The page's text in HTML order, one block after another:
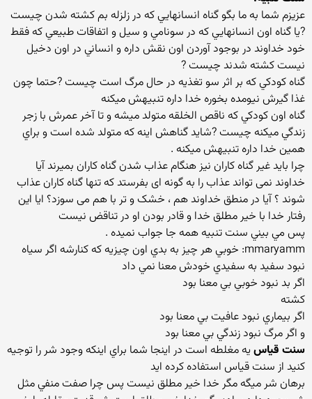
عزيزم شما به ما بگو گناه انسانهايي که در زلزله بم کشته شدن چيست
?يا گناه اون انسانهايي که در سونامي و سيل و اتفاقات طبيعي که فقط
خود خداوند در بوجود آوردن اون نقش داره و انساني در اون دخيل
نيست کشته شدند چيست ?
گناه کودکي که بر اثر سو تغذيه در حال مرگ است چيست ?حتما چون
غذا گيرش نيومده بخوره خدا داره تنبيهش ميکنه
گناه اون کودکي که ناقص الخلقه متولد ميشه و تا آخر عمرش با زجر
زندگي ميکنه چيست ?شايد گناهش اينه که متولد شده است و براي
همين خدا داره تنبيهش ميکنه .
چرا باید غیر گناه کاران نیز هنگام عذاب شدن گناه کاران بمیرند آیا
خداوند نمی تواند عذاب را به گونه ای بفرستد که تنها گناه کاران عذاب
شوند ؟ آیا در منطق خداوند هم ، خشک و تر با هم می سوزد؟ ایا این
رفتار خدا با خیر مطلق خدا و قادر بودن او در تناقض نیست
پس مي بيني سنت تنبيه همه جا جواب نميده .
mmaryamm: خوبي هر چيز به بدي اون چيزيه که کنارشه اگر سياه
نبود سفيد به سفيدي خودش معنا نمي داد
اگر بد نبود خوبي بي معنا بود
کشته
اگر بيماري نبود عافيت بي معنا بود
و اگر مرگ نبود زندگي بي معنا بود
سنت قياس يه مغلطه است در اینجا شما براي اينکه وجود شر را توجيه
کنيد از سنت قياس استفاده کرده ايد
برهان شر ميگه مگر خدا خير مطلق نيست پس چرا صفت منفي مثل